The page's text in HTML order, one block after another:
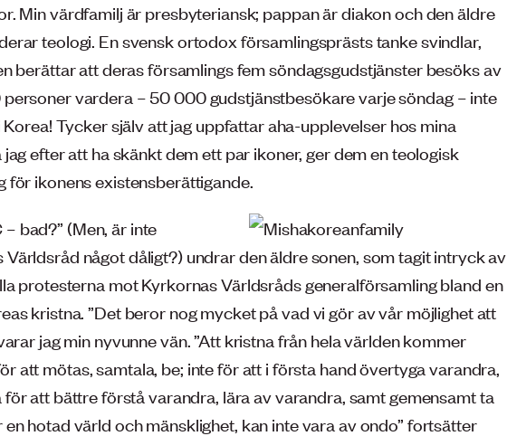
Min värdfamilj är presbyteriansk; pappan är diakon och den äldre
teologi. En svensk ortodox församlingsprästs tanke svindlar,
berättar att deras församlings fem söndagsgudstjänster besöks av
vardera – 50 000 gudstjänstbesökare varje söndag – inte
Korea! Tycker själv att jag uppfattar aha-upplevelser hos mina
jag efter att ha skänkt dem ett par ikoner, ger dem en teologisk
för ikonens existensberättigande.
– bad?” (Men, är inte
Världsråd något dåligt?) undrar den äldre sonen, som tagit intryck av
protesterna mot Kyrkornas Världsråds generalförsamling bland en
kristna. ”Det beror nog mycket på vad vi gör av vår möjlighet att
jag min nyvunne vän. ”Att kristna från hela världen kommer
att mötas, samtala, be; inte för att i första hand övertyga varandra,
för att bättre förstå varandra, lära av varandra, samt gemensamt ta
hotad värld och mänsklighet, kan inte vara av ondo” fortsätter